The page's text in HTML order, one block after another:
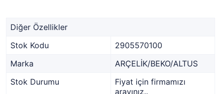
Diğer Özellikler
Stok Kodu
2905570100
Marka
ARÇELİK/BEKO/ALTUS
Stok Durumu
Fiyat için firmamızı
arayınız..